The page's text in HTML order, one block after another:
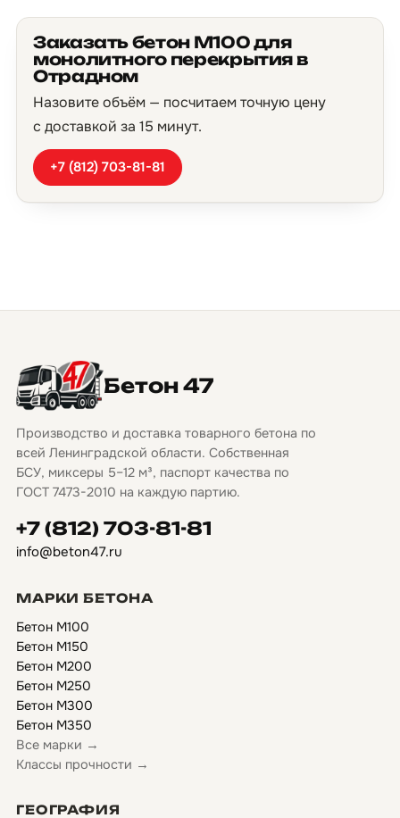
Заказать бетон М100 для
монолитного перекрытия в
Отрадном
Назовите объём — посчитаем точную цену
с доставкой за 15 минут.
+7 (812) 703-81-81
Бетон 47
Производство и доставка товарного бетона по
всей Ленинградской области. Собственная
БСУ, миксеры 5–12 м³, паспорт качества по
ГОСТ 7473-2010 на каждую партию.
+7 (812) 703-81-81
info@beton47.ru
МАРКИ БЕТОНА
Бетон М100
Бетон М150
Бетон М200
Бетон М250
Бетон М300
Бетон М350
Все марки →
Классы прочности →
ГЕОГРАФИЯ